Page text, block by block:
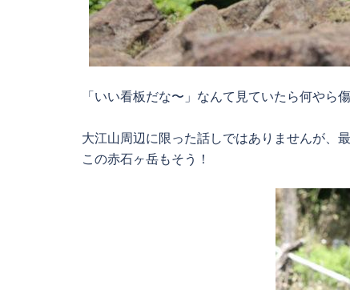
「いい看板だな〜」なんて見ていたら何やら傷
大江山周辺に限った話しではありませんが、
この赤石ヶ岳もそう！